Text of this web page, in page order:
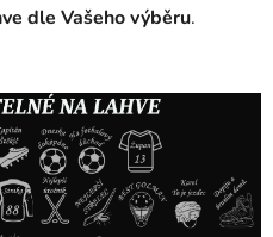
dle Vašeho výběru.